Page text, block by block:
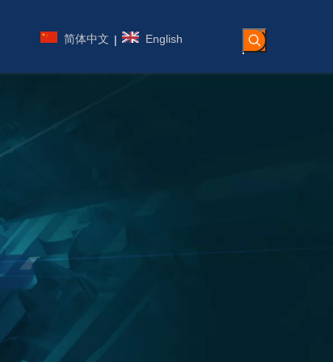
简体中文 | English